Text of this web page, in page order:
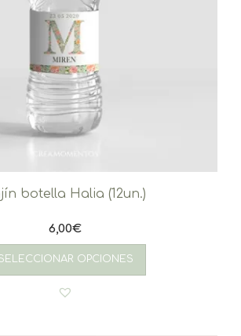
botella Halia (12un.)
6,00€
OPCIONES